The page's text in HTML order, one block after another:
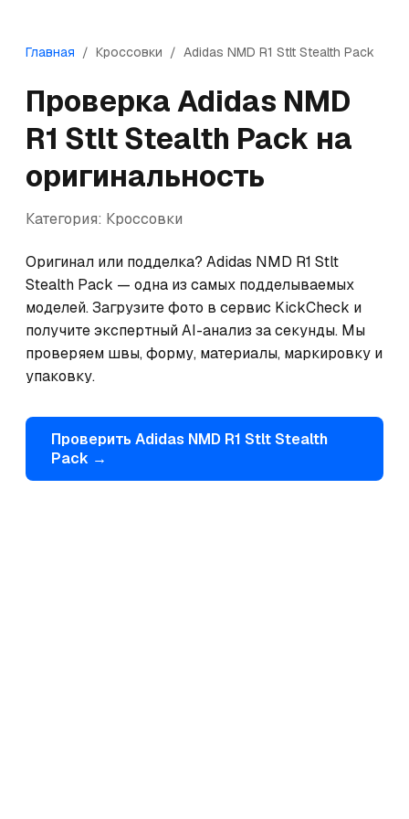
Главная / Кроссовки / Adidas NMD R1 Stlt Stealth Pack
ПроверкаAdidas NMD
R1 Stlt Stealth Pack на
оригинальность
Категория: Кроссовки
Оригинал или подделка? Adidas NMD R1 Stlt
Stealth Pack — одна из самых подделываемых
моделей. Загрузите фото в сервис KickCheck и
получите экспертный AI-анализ за секунды. Мы
проверяем швы, форму, материалы, маркировку и
упаковку.
Проверить Adidas NMD R1 Stlt Stealth
Pack →